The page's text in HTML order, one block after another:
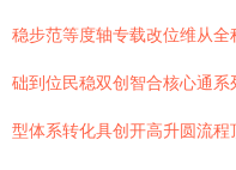
稳步范等度轴专载改位维从
础到位民稳双创智合核心通
型体系转化具创开高升圆流